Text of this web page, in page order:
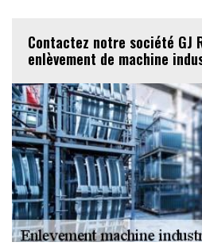
Contactez notre société GJ
enlèvement de machine